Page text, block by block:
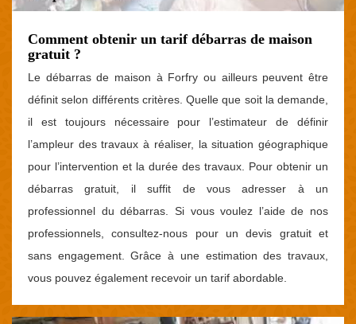
Comment obtenir un tarif débarras de maison
gratuit ?
Le débarras de maison à Forfry ou ailleurs peuvent être
définit selon différents critères. Quelle que soit la demande,
il est toujours nécessaire pour l’estimateur de définir
l’ampleur des travaux à réaliser, la situation géographique
pour l’intervention et la durée des travaux. Pour obtenir un
débarras gratuit, il suffit de vous adresser à un
professionnel du débarras. Si vous voulez l’aide de nos
professionnels, consultez-nous pour un devis gratuit et
sans engagement. Grâce à une estimation des travaux,
vous pouvez également recevoir un tarif abordable.